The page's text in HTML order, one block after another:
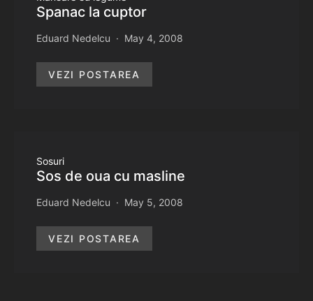
Spanac la cuptor
Eduard Nedelcu May 4, 2008
VEZI POSTAREA
Sosuri
Sos de oua cu masline
Eduard Nedelcu May 5, 2008
VEZI POSTAREA